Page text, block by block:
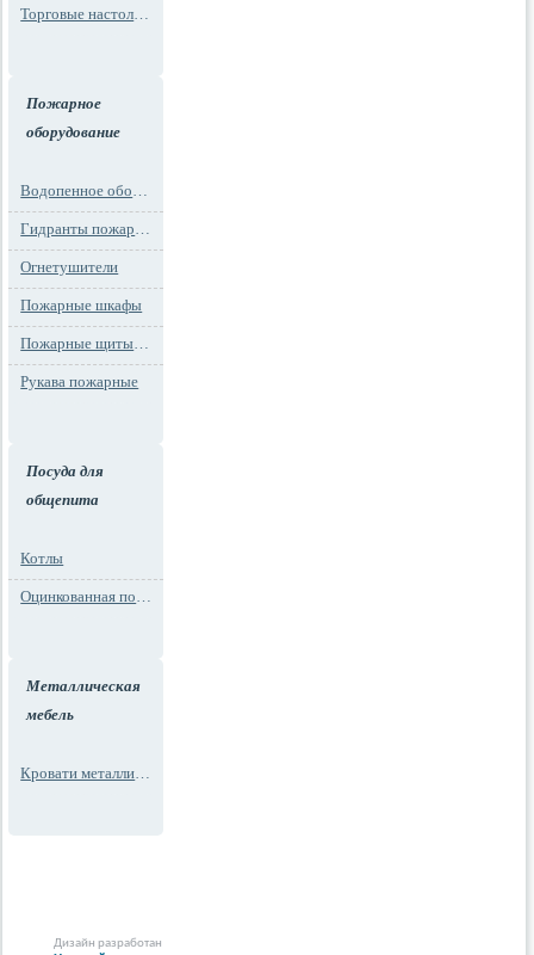
Торговые настольные весы MAX до 30 кг
Пожарное
оборудование
Водопенное оборудование
Гидранты пожарные и подставки
Огнетушители
Пожарные шкафы
Пожарные щиты и стенды
Рукава пожарные
Посуда для
общепита
Котлы
Оцинкованная посуда
Металлическая
мебель
Кровати металлические
Дизайн разработан